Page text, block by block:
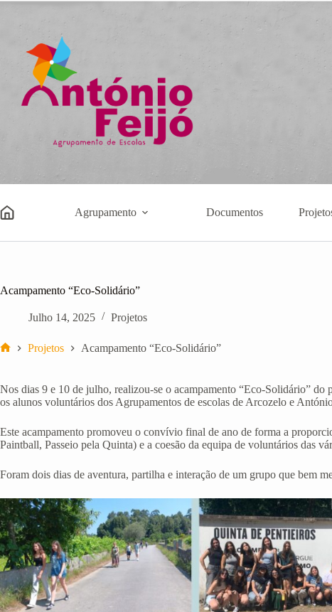
Pular
conteúdo
Agrupamento Documentos
Acampamento “Eco-Solidário”
Julho 14, 2025 Projetos
Projetos Acampamento “Eco-Solidário”
Nos dias 9 e 10 de julho, realizou-se o acampamento “Eco-Solidário”
os alunos voluntários dos Agrupamentos de escolas de Arcozelo e
Este acampamento promoveu o convívio final de ano de forma a
Paintball, Passeio pela Quinta) e a coesão da equipa de voluntários das
Foram dois dias de aventura, partilha e interação de um grupo que bem